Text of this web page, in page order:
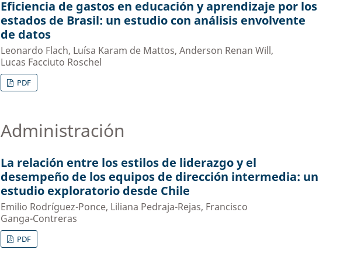
Eficiencia de gastos en educación y aprendizaje por los
estados de Brasil: un estudio con análisis envolvente
de datos
Leonardo Flach, Luísa Karam de Mattos, Anderson Renan Will,
Lucas Facciuto Roschel
PDF
Administración
La relación entre los estilos de liderazgo y el
desempeño de los equipos de dirección intermedia: un
estudio exploratorio desde Chile
Emilio Rodríguez-Ponce, Liliana Pedraja-Rejas, Francisco
Ganga-Contreras
PDF